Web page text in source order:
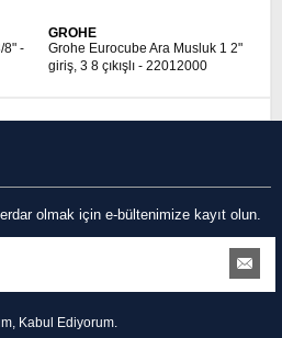
8" -
GROHE
Grohe Eurocube Ara Musluk 1 2"
giriş, 3 8 çıkışlı - 22012000
olmak için e-bültenimize kayıt olun.
Kabul Ediyorum.